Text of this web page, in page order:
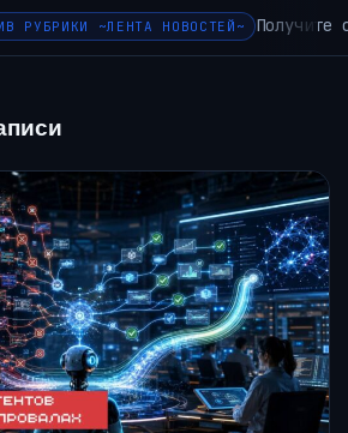
РУБРИКИ ~ЛЕНТА НОВОСТЕЙ~ Получите